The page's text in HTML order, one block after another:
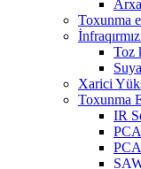
Toxunma
Toz
Xarici
Toxunma
IR